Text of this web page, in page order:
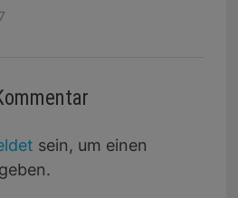
sein, um einen